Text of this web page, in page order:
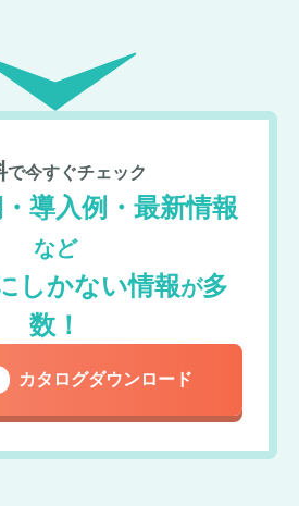
で今すぐチェック
導入例・最新情報
など
しかない情報が多
数！
カタログダウンロード